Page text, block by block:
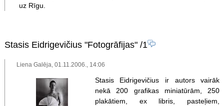
uz Rīgu.
Stasis Eidrigevičius "Fotogrāfijas"/1
Liena Galēja, 01.11.2006., 14:06
Stasis Eidrigevičius ir autors vairāk
nekā 200 grafikas miniatūrām, 250
plakātiem, ex libris, pasteļiem,